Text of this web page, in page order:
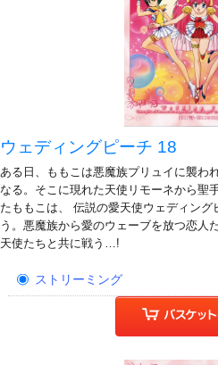
ウェディングピーチ 18
ある日、ももこは悪魔族プリュイに襲わ
なる。そこに現れた天使リモーネから聖
たももこは、 伝説の愛天使ウェディン
う。悪魔族から愛のウェーブを放つ恋人
天使たちと共に戦う…!
ストリーミング